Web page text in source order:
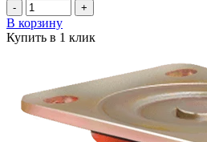
- +
В корзину
Купить в 1 клик